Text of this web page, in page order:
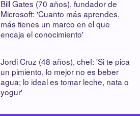
Bill Gates (70 años), fundador de
Microsoft: 'Cuanto más aprendes,
más tienes un marco en el que
encaja el conocimiento'
Jordi Cruz (48 años), chef: 'Si te pica
un pimiento, lo mejor no es beber
agua; lo ideal es tomar leche, nata o
yogur'